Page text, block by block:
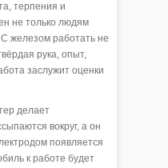
терпения и
не только людям
железом работать не
рука, опыт,
заслужит оценки
делает
вокруг, а он
появляется
к работе будет